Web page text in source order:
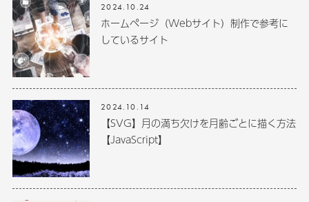
2024.10.24
ホームページ（Webサイト）制作で参考に
しているサイト
2024.10.14
【SVG】月の満ち欠けを月齢ごとに描く方法
【JavaScript】